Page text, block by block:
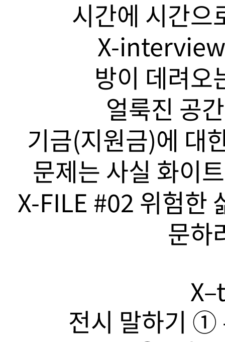
시간에 시간으
X-
방이 데려오
얼룩진 공
기금(지원금)에 대
문제는 사실 화이
X-FILE #02 위험한
문하
전시 말하기 ➀